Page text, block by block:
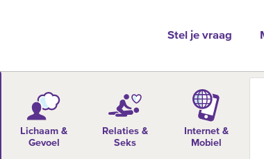
Stel je vraag
Lichaam &
Gevoel
Relaties &
Seks
Internet &
Mobiel